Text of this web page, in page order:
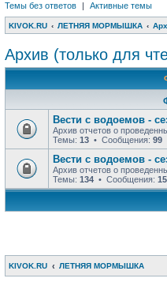
Темы без ответов | Активные темы
KIVOK.RU ЛЕТНЯЯ МОРМЫШКА
Архив (только для
Вести с водоемов -
Архив отчетов о
Темы: 13 • Сообщения: 99
Вести с водоемов -
Архив отчетов о
Темы: 134 • Сообщения:
KIVOK.RU ЛЕТНЯЯ МОРМЫШКА